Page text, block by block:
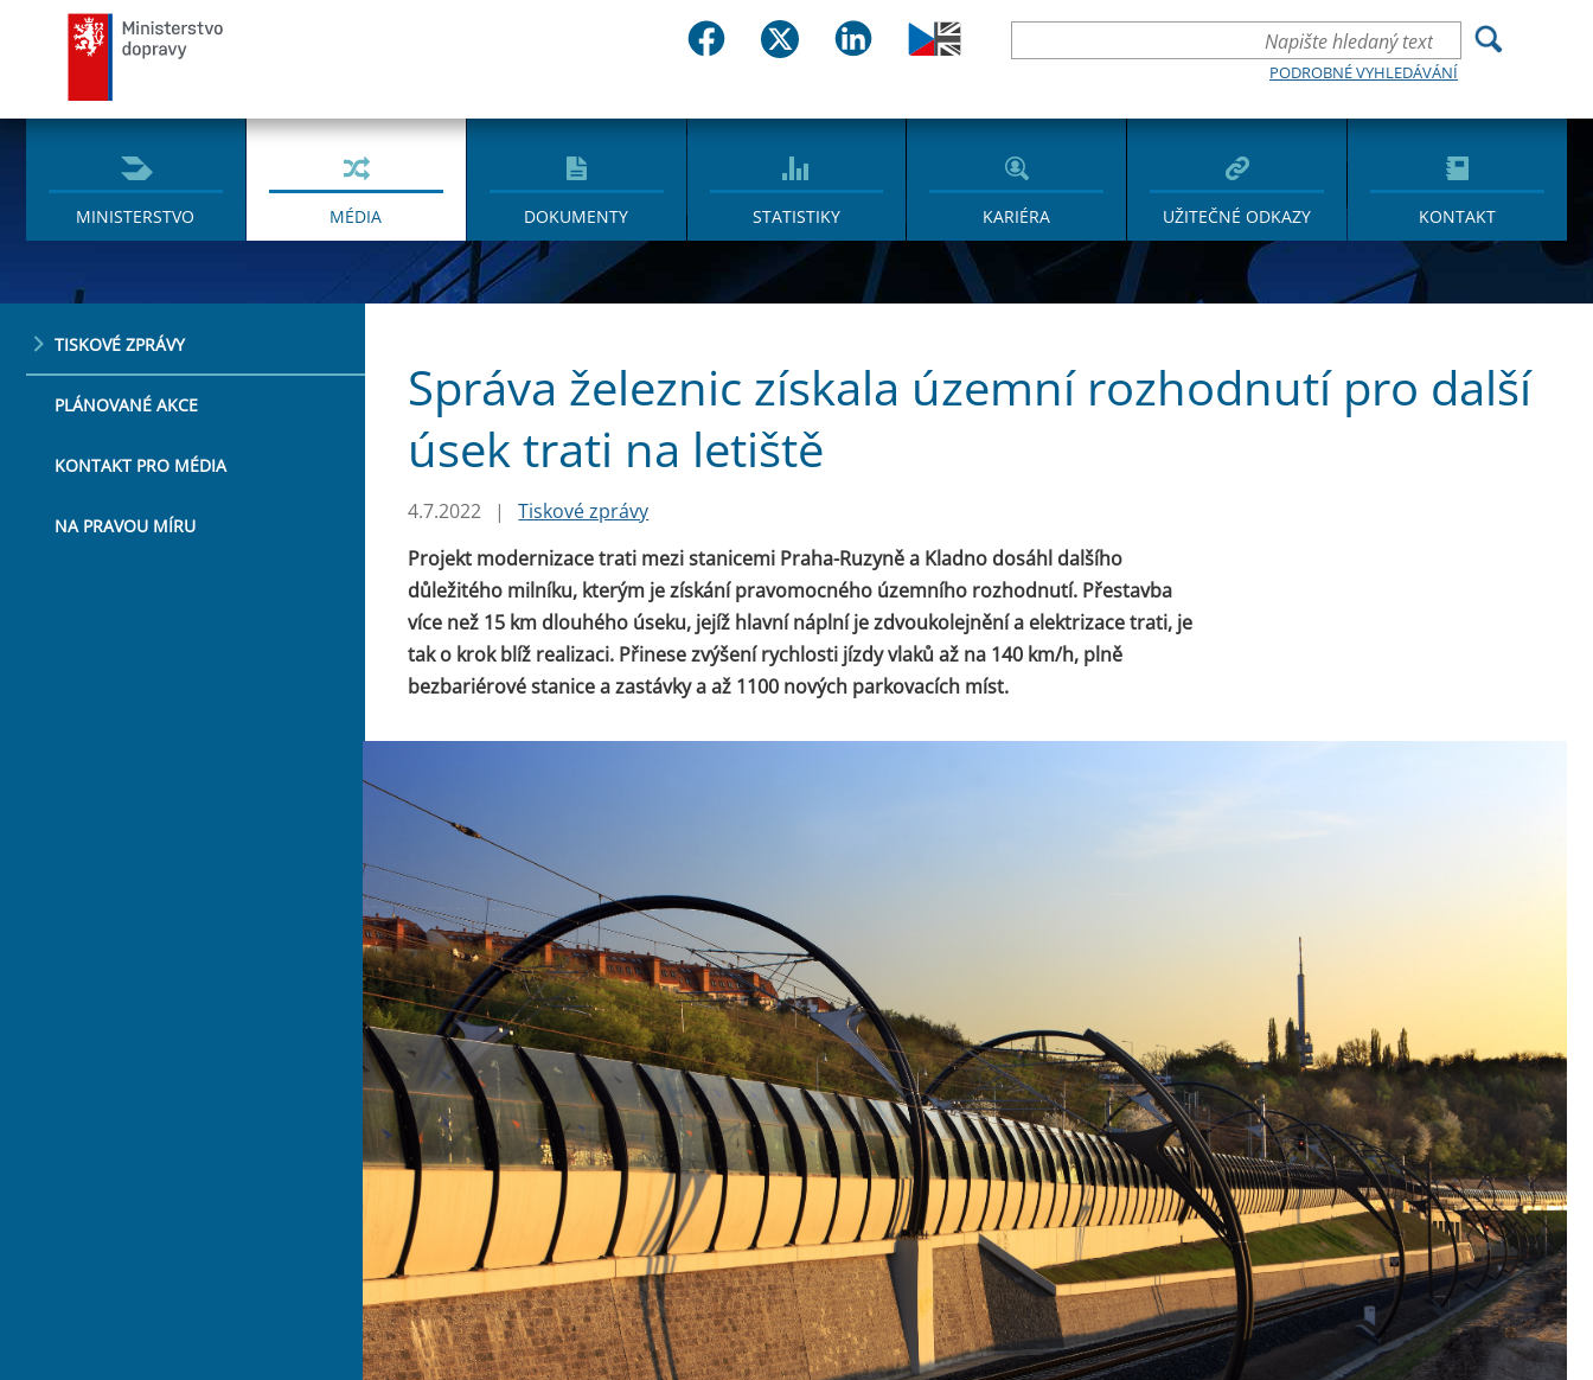
PODROBNÉ VYHLEDÁVÁNÍ
MINISTERSTVO MÉDIA DOKUMENTY STATISTIKY KARIÉRA UŽITEČNÉ ODKAZY KONTAKT
TISKOVÉ ZPRÁVY
PLÁNOVANÉ AKCE
KONTAKT PRO MÉDIA
NA PRAVOU MÍRU
Správa železnic získala územní rozhodnutí pro další
úsek trati na letiště
4.7.2022 |
Tiskové zprávy
Projekt modernizace trati mezi stanicemi Praha-Ruzyně a Kladno dosáhl dalšího
důležitého milníku, kterým je získání pravomocného územního rozhodnutí. Přestavba
více než 15 km dlouhého úseku, jejíž hlavní náplní je zdvoukolejnění a elektrizace trati, je
tak o krok blíž realizaci. Přinese zvýšení rychlosti jízdy vlaků až na 140 km/h, plně
bezbariérové stanice a zastávky a až 1100 nových parkovacích míst.